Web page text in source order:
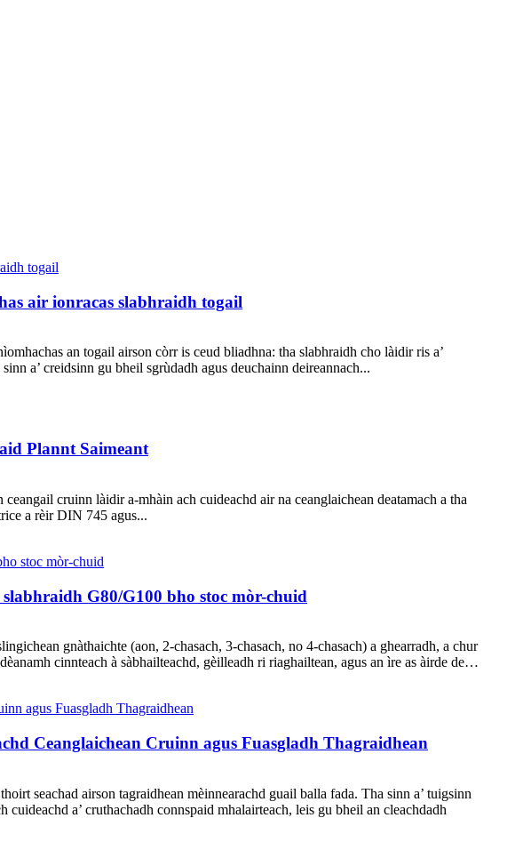
air ionracas slabhraidh togail
an togail airson còrr is ceud bliadhna: tha slabhraidh cho làidir ris a’
a’ creidsinn gu bheil sgrùdadh agus deuchainn deireannach...
Plannt Saimeant
cruinn làidir a-mhàin ach cuideachd air na ceanglaichean deatamach a tha
a rèir DIN 745 agus...
G80/G100 bho stoc mòr-chuid
gnàthaichte (aon, 2-chasach, 3-chasach, no 4-chasach) a ghearradh, a chur
cinnteach à sàbhailteachd, gèilleadh ri riaghailtean, agus an ìre as àirde de…
Ceanglaichean Cruinn agus Fuasgladh Thagraidhean
seachad airson tagraidhean mèinnearachd guail balla fada. Tha sinn a’ tuigsinn
a’ cruthachadh connspaid mhalairteach, leis gu bheil an cleachdadh